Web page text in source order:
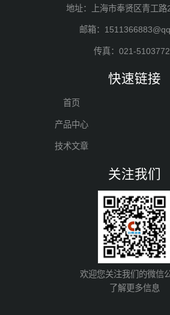
地址：上海市奉贤区青工路
邮箱：
传真：021-
快速链接
首页
产品中心
技术文章
关注我们
欢迎您关注我们的微信
了解更多信息